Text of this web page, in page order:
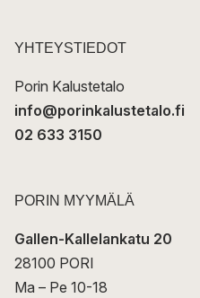
t
YHTEYSTIEDOT
Porin Kalustetalo
info@porinkalustetalo.fi
02 633 3150
PORIN MYYMÄLÄ
Gallen-Kallelankatu 20
28100 PORI
Ma – Pe 10-18